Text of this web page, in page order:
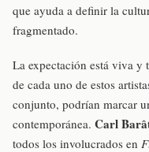
que ayuda a definir la
fragmentado.
La expectación está viva
de cada uno de estos
conjunto, podrían marcar
contemporánea. Carl
todos los involucrados en